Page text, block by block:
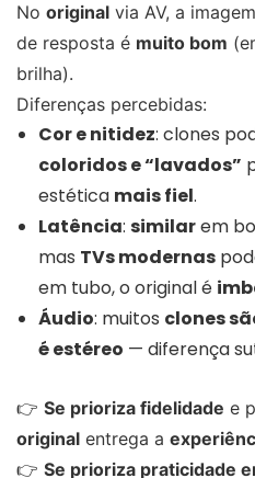
No original via AV, a
de resposta é muito bom
brilha).
Diferenças percebidas:
Cor e nitidez: clones
coloridos e “lavados”
estética mais fiel.
Latência: similarem
mas TVs modernas
em tubo, o original é
Áudio: muitos clones
é estéreo — diferença
👉 Se prioriza fidelidade e
original entrega a
👉 Se prioriza praticidade